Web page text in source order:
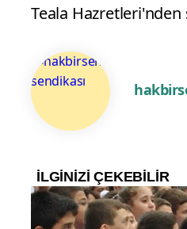
Teala Hazretleri'nden